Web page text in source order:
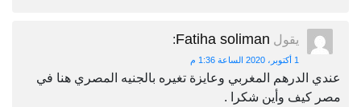
يقول Fatiha soliman
:
1 أكتوبر، 2020 الساعة 1:36 م
عندي الدرهم المغربي وعايزة تغيره بالجنيه المصري هنا في
مصر كيف وأين شكرا .